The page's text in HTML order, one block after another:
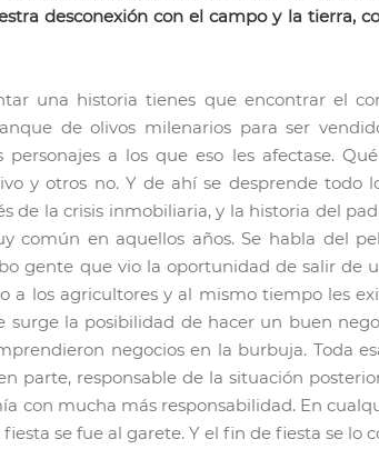
desconexión con el campo y la tierra,
una historia tienes que encontrar el
de olivos milenarios para ser
personajes a los que eso les afectase.
y otros no. Y de ahí se desprende todo
de la crisis inmobiliaria, y la historia del
común en aquellos años. Se habla del
gente que vio la oportunidad de salir de
a los agricultores y al mismo tiempo les
surge la posibilidad de hacer un buen
negocios en la burbuja. Toda
parte, responsable de la situación
con mucha más responsabilidad. En
se fue al garete. Y el fin de fiesta se lo